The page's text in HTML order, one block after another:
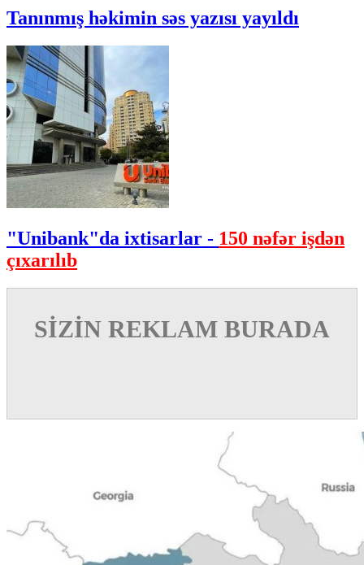
Tanınmış həkimin səs yazısı yayıldı
"Unibank"da ixtisarlar - 150 nəfər işdən
çıxarılıb
SİZİN REKLAM BURADA